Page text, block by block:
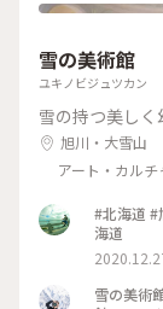
とりっぷ
雪の美術館
ユキノビジュツカン
雪の持つ美し
旭川・大雪山
アート・カルチ
#北海道
海道
雪の美術